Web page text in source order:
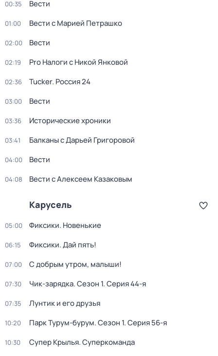
00:35 Вести
01:00 Вести с Марией Петрашко
02:00 Вести
02:19 Pro Налоги с Никой Янковой
02:36 Tucker. Россия 24
03:00 Вести
03:36 Исторические хроники
03:41 Балканы с Дарьей Григоровой
04:00 Вести
04:08 Вести с Алексеем Казаковым
Карусель
05:00 Фиксики. Новенькие
06:15 Фиксики. Дай пять!
07:00 С добрым утром, малыши!
07:30 Чик-зарядка. Сезон 1. Серия 44-я
07:35 Лунтик и его друзья
10:20 Парк Турум-бурум. Сезон 1. Серия 56-я
10:30 Супер Крылья. Суперкоманда